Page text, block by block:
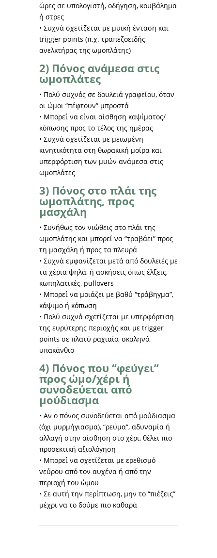
ώρες σε υπολογιστή, οδήγηση, κουβάλημα
ή στρες
• Συχνά σχετίζεται με μυϊκή ένταση και
trigger points (π.χ. τραπεζοειδής,
ανελκτήρας της ωμοπλάτης)
2) Πόνος ανάμεσα στις
ωμοπλάτες
• Πολύ συχνός σε δουλειά γραφείου, όταν
οι ώμοι “πέφτουν” μπροστά
• Μπορεί να είναι αίσθηση καψίματος/
κόπωσης προς το τέλος της ημέρας
• Συχνά σχετίζεται με μειωμένη
κινητικότητα στη θωρακική μοίρα και
υπερφόρτιση των μυών ανάμεσα στις
ωμοπλάτες
3) Πόνος στο πλάι της
ωμοπλάτης, προς
μασχάλη
• Συνήθως τον νιώθεις στο πλάι της
ωμοπλάτης και μπορεί να “τραβάει” προς
τη μασχάλη ή προς τα πλευρά
• Συχνά εμφανίζεται μετά από δουλειές με
τα χέρια ψηλά, ή ασκήσεις όπως έλξεις,
κωπηλατικές, pullovers
• Μπορεί να μοιάζει με βαθύ “τράβηγμα”,
κάψιμο ή κόπωση
• Πολύ συχνά σχετίζεται με υπερφόρτιση
της ευρύτερης περιοχής και με trigger
points σε πλατύ ραχιαίο, σκαληνό,
υπακάνθιο
4) Πόνος που “φεύγει”
προς ώμο/χέρι ή
συνοδεύεται από
μούδιασμα
• Αν ο πόνος συνοδεύεται από μούδιασμα
(όχι μυρμήγιασμα), “ρεύμα”, αδυναμία ή
αλλαγή στην αίσθηση στο χέρι, θέλει πιο
προσεκτική αξιολόγηση
• Μπορεί να σχετίζεται με ερεθισμό
νεύρου από τον αυχένα ή από την
περιοχή του ώμου
• Σε αυτή την περίπτωση, μην το “πιέζεις”
μέχρι να το δούμε πιο καθαρά